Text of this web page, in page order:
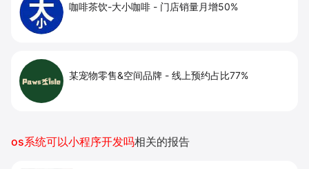
咖啡茶饮-大小咖啡 - 门店销量月增50%
某宠物零售&空间品牌 - 线上预约占比77%
os系统可以小程序开发吗相关的报告